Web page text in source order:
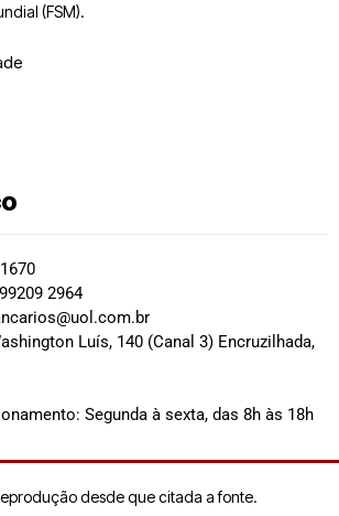
(FSM).
2964
Luís, 140 (Canal 3) Encruzilhada,
Segunda à sexta, das 8h às 18h
desde que citada a fonte.